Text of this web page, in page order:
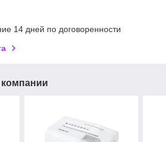
14 дней по договоренности